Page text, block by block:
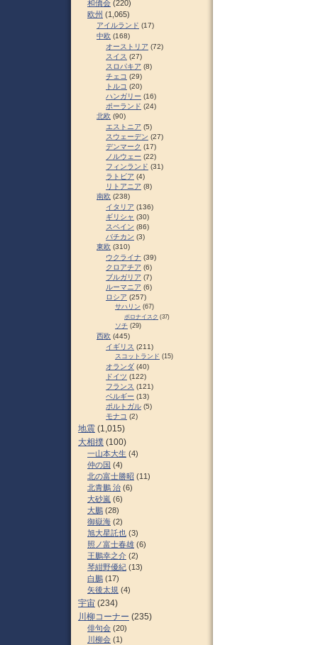
和僑会 (220)
欧州 (1,065)
アイルランド (17)
中欧 (168)
オーストリア (72)
スイス (27)
スロパキア (8)
チェコ (29)
トルコ (20)
ハンガリー (16)
ポーランド (24)
北欧 (90)
エストニア (5)
スウェーデン (27)
デンマーク (17)
ノルウェー (22)
フィンランド (31)
ラトビア (4)
リトアニア (8)
南欧 (238)
イタリア (136)
ギリシャ (30)
スペイン (86)
バチカン (3)
東欧 (310)
ウクライナ (39)
クロアチア (6)
ブルガリア (7)
ルーマニア (6)
ロシア (257)
サハリン (67)
ポロナイスク (37)
ソチ (29)
西欧 (445)
イギリス (211)
スコットランド (15)
オランダ (40)
ドイツ (122)
フランス (121)
ベルギー (13)
ポルトガル (5)
モナコ (2)
地震 (1,015)
大相撲 (100)
一山本大生 (4)
仲の国 (4)
北の富士勝昭 (11)
北青鵬 治 (6)
大砂嵐 (6)
大鵬 (28)
御嶽海 (2)
旭大星託也 (3)
照ノ富士春雄 (6)
王鵬幸之介 (2)
琴紺野優紀 (13)
白鵬 (17)
矢後太規 (4)
宇宙 (234)
川柳コーナー (235)
俳句会 (20)
川柳会 (1)